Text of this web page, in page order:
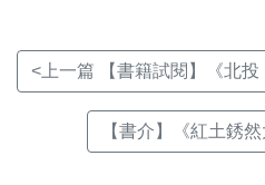
<上一篇 【書籍試閱】《北投
【書介】《紅土銹